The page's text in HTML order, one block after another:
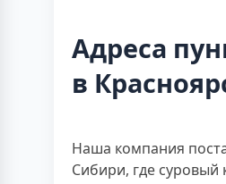
Адреса
в
Наша компания
Сибири, где суровый